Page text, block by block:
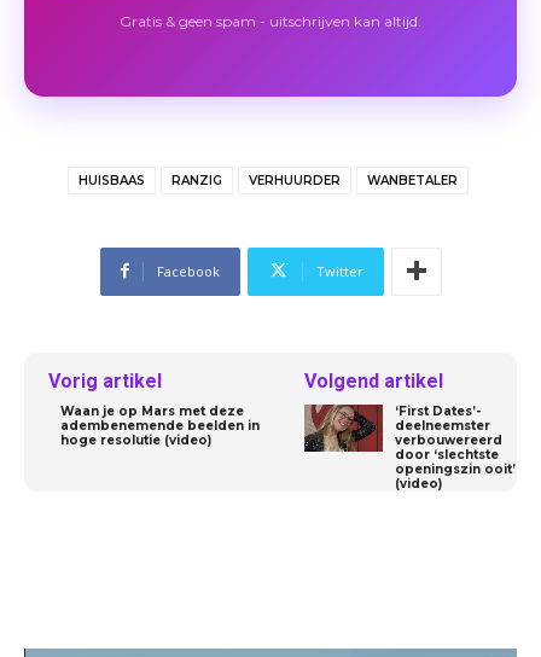
Gratis & geen spam - uitschrijven kan altijd.
HUISBAAS RANZIG VERHUURDER WANBETALER
Facebook Twitter
Vorig artikel
Waan je op Mars met deze
adembenemende beelden in
hoge resolutie (video)
Volgend artikel
‘First Dates’-
deelneemster
verbouwereerd
door ‘slechtste
openingszin ooit’
(video)